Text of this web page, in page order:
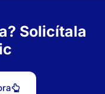
Solicítala